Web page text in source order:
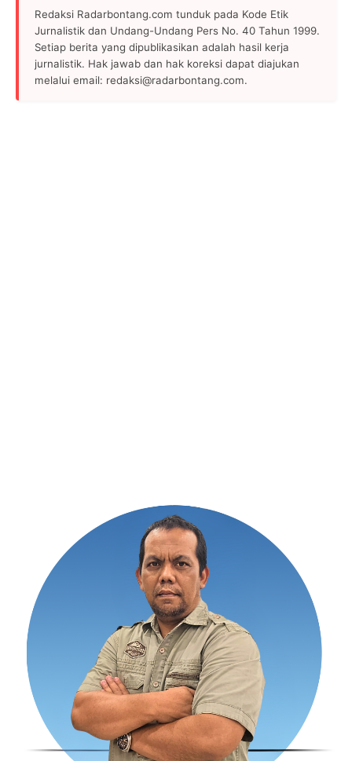
Redaksi Radarbontang.com tunduk pada Kode Etik
Jurnalistik dan Undang-Undang Pers No. 40 Tahun 1999.
Setiap berita yang dipublikasikan adalah hasil kerja
jurnalistik. Hak jawab dan hak koreksi dapat diajukan
melalui email: redaksi@radarbontang.com.